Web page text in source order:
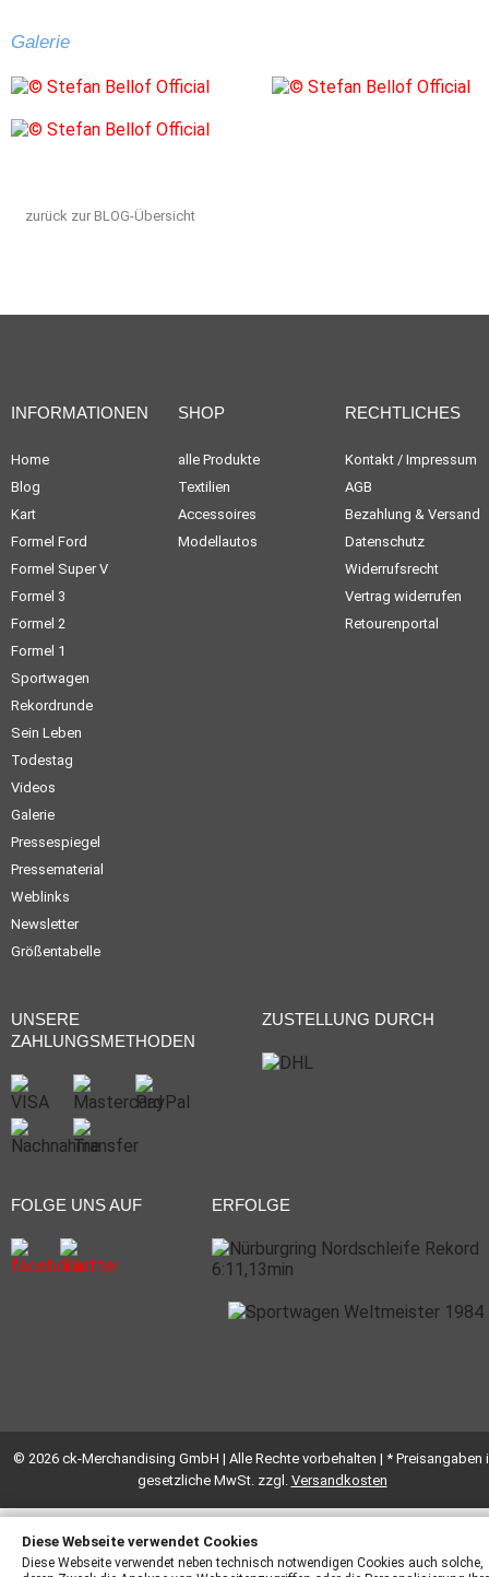
Galerie
zurück zur BLOG-Übersicht
INFORMATIONEN
Home
Blog
Kart
Formel Ford
Formel Super V
Formel 3
Formel 2
Formel 1
Sportwagen
Rekordrunde
Sein Leben
Todestag
Videos
Galerie
Pressespiegel
Pressematerial
Weblinks
Newsletter
Größentabelle
SHOP
alle Produkte
Textilien
Accessoires
Modellautos
RECHTLICHES
Kontakt / Impressum
AGB
Bezahlung & Versand
Datenschutz
Widerrufsrecht
Vertrag widerrufen
Retourenportal
UNSERE
ZAHLUNGSMETHODEN
ZUSTELLUNG DURCH
FOLGE UNS AUF ERFOLGE
© 2026 ck-Merchandising GmbH | Alle Rechte vorbehalten | * Preisangaben
gesetzliche MwSt. zzgl. Versandkosten
Diese Webseite verwendet Cookies
Diese Webseite verwendet neben technisch notwendigen Cookies auch solche,